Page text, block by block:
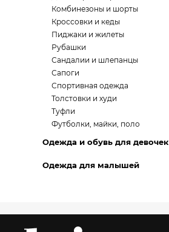
Комбинезоны и шорты
Кроссовки и кеды
Пиджаки и жилеты
Рубашки
Сандалии и шлепанцы
Сапоги
Спортивная одежда
Толстовки и худи
Туфли
Футболки, майки, поло
Одежда и обувь для девочек
Одежда для малышей